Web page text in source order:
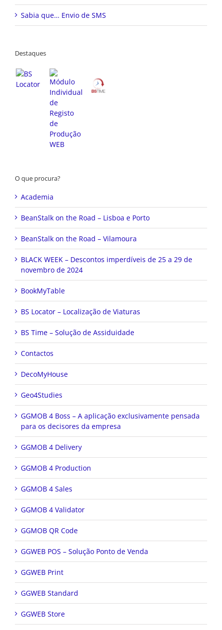
Sabia que… Envio de SMS
Destaques
O que procura?
Academia
BeanStalk on the Road – Lisboa e Porto
BeanStalk on the Road – Vilamoura
BLACK WEEK – Descontos imperdíveis de 25 a 29 de
novembro de 2024
BookMyTable
BS Locator – Localização de Viaturas
BS Time – Solução de Assiduidade
Contactos
DecoMyHouse
Geo4Studies
GGMOB 4 Boss – A aplicação exclusivamente pensada
para os decisores da empresa
GGMOB 4 Delivery
GGMOB 4 Production
GGMOB 4 Sales
GGMOB 4 Validator
GGMOB QR Code
GGWEB POS – Solução Ponto de Venda
GGWEB Print
GGWEB Standard
GGWEB Store